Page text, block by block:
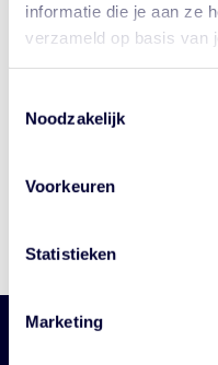
informatie die je aan ze
verzameld op basis van
Noodzakelijk
Voorkeuren
Statistieken
Marketing
Algemene Vergadering
Medewerkers